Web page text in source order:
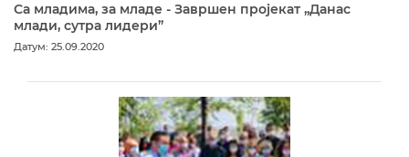
Са младима, за младе - Завршен пројекат „Данас
млади, сутра лидери”
Датум: 25.09.2020